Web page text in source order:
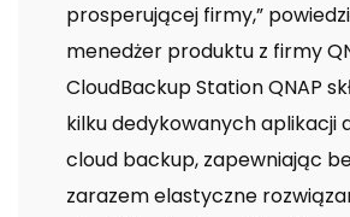
prosperującej firmy,”
menedżer produktu z firmy
CloudBackup Station QNAP
kilku dedykowanych aplikacji
cloud backup, zapewniając
zarazem elastyczne